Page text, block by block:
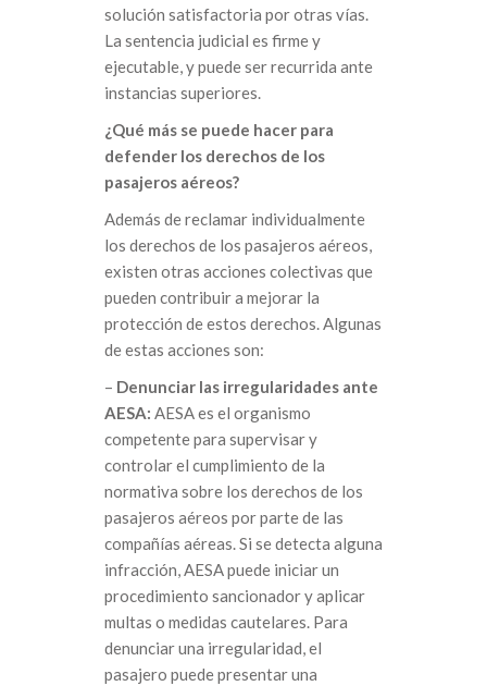
solución satisfactoria por otras vías.
La sentencia judicial es firme y
ejecutable, y puede ser recurrida ante
instancias superiores.
¿Qué más se puede hacer para
defender los derechos de los
pasajeros aéreos?
Además de reclamar individualmente
los derechos de los pasajeros aéreos,
existen otras acciones colectivas que
pueden contribuir a mejorar la
protección de estos derechos. Algunas
de estas acciones son:
– Denunciar las irregularidades ante
AESA: AESA es el organismo
competente para supervisar y
controlar el cumplimiento de la
normativa sobre los derechos de los
pasajeros aéreos por parte de las
compañías aéreas. Si se detecta alguna
infracción, AESA puede iniciar un
procedimiento sancionador y aplicar
multas o medidas cautelares. Para
denunciar una irregularidad, el
pasajero puede presentar una